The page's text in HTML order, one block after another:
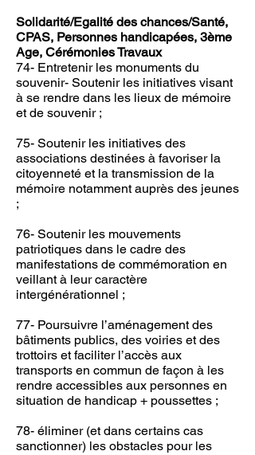
Solidarité/Egalité des chances/Santé,
CPAS, Personnes handicapées, 3ème
Age, Cérémonies Travaux
74- Entretenir les monuments du
souvenir- Soutenir les initiatives visant
à se rendre dans les lieux de mémoire
et de souvenir ;
75- Soutenir les initiatives des
associations destinées à favoriser la
citoyenneté et la transmission de la
mémoire notamment auprès des jeunes
;
76- Soutenir les mouvements
patriotiques dans le cadre des
manifestations de commémoration en
veillant à leur caractère
intergénérationnel ;
77- Poursuivre l’aménagement des
bâtiments publics, des voiries et des
trottoirs et faciliter l’accès aux
transports en commun de façon à les
rendre accessibles aux personnes en
situation de handicap + poussettes ;
78- éliminer (et dans certains cas
sanctionner) les obstacles pour les